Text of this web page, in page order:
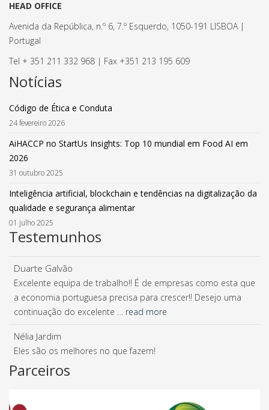
HEAD OFFICE
Avenida da República, n.º 6, 7.º Esquerdo, 1050-191 LISBOA |
Portugal
Tel + 351 211 332 968 | Fax +351 213 195 609
Notícias
Código de Ética e Conduta
24 fevereiro 2026
AiHACCP no StartUs Insights: Top 10 mundial em Food AI em
2026
31 outubro 2025
Inteligência artificial, blockchain e tendências na digitalização da
qualidade e segurança alimentar
01 julho 2025
Testemunhos
Duarte Galvão
Excelente equipa de trabalho!! É de empresas como esta que
a economia portuguesa precisa para crescer!! Desejo uma
continuação do excelente … read more
Nélia Jardim
Eles são os melhores no que fazem!
Parceiros